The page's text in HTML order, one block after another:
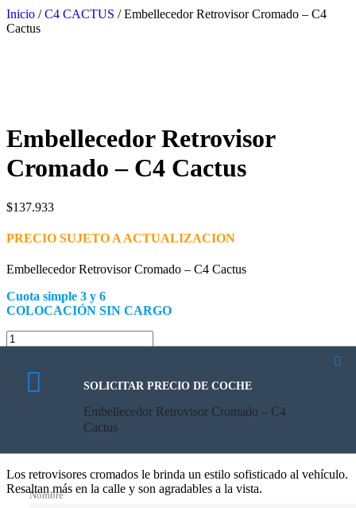
Inicio /C4 CACTUS / Embellecedor Retrovisor Cromado – C4
Cactus
Embellecedor Retrovisor
Cromado – C4 Cactus
$137.933
PRECIO SUJETO A ACTUALIZACION
Embellecedor Retrovisor Cromado – C4 Cactus
Cuota simple 3 y 6
COLOCACIÓN SIN CARGO
Embellecedor
Retrovisor
SKU:2/1608313880
embellecedor retrovisor cromado,PSA
Descripción
Los retrovisores cromados le brinda un estilo sofisticado al vehículo.
Resaltan más en la calle y son agradables a la vista.
SOLICITAR PRECIO DE COCHE
Embellecedor Retrovisor Cromado – C4
Cactus
Nombre